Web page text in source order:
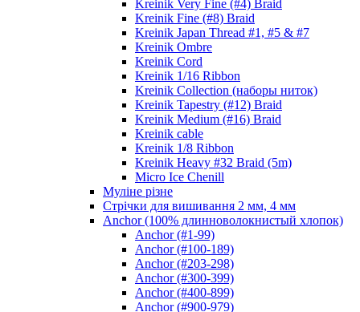
Kreinik Very Fine (#4) Braid
Kreinik Fine (#8) Braid
Kreinik Japan Thread #1, #5 & #7
Kreinik Ombre
Kreinik Cord
Kreinik 1/16 Ribbon
Kreinik Collection (наборы ниток)
Kreinik Tapestry (#12) Braid
Kreinik Medium (#16) Braid
Kreinik cable
Kreinik 1/8 Ribbon
Kreinik Heavy #32 Braid (5m)
Micro Ice Chenill
Муліне різне
Стрічки для вишивання 2 мм, 4 мм
Anchor (100% длинноволокнистый хлопок)
Anchor (#1-99)
Anchor (#100-189)
Anchor (#203-298)
Anchor (#300-399)
Anchor (#400-899)
Anchor (#900-979)